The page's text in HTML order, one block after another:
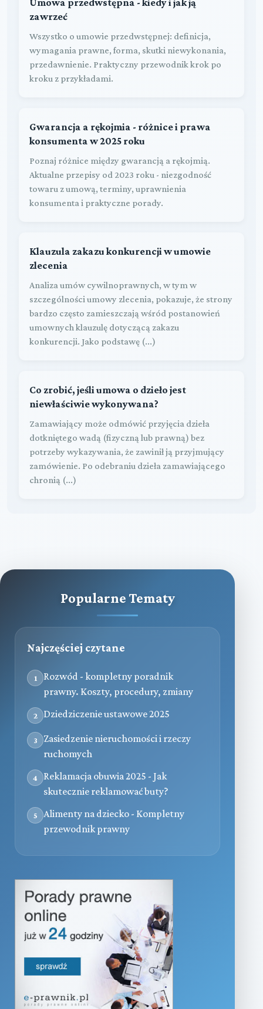
zawrzeć
Wszystko o umowie przedwstępnej: definicja,
wymagania prawne, forma, skutki niewykonania,
przedawnienie. Praktyczny przewodnik krok po
kroku z przykładami.
Gwarancja a rękojmia - różnice i prawa
konsumenta w 2025 roku
Poznaj różnice między gwarancją a rękojmią.
Aktualne przepisy od 2023 roku - niezgodność
towaru z umową, terminy, uprawnienia
konsumenta i praktyczne porady.
Klauzula zakazu konkurencji w umowie
zlecenia
Analiza umów cywilnoprawnych, w tym w
szczególności umowy zlecenia, pokazuje, że strony
bardzo często zamieszczają wśród postanowień
umownych klauzulę dotyczącą zakazu
konkurencji. Jako podstawę (...)
Co zrobić, jeśli umowa o dzieło jest
niewłaściwie wykonywana?
Zamawiający może odmówić przyjęcia dzieła
dotkniętego wadą (fizyczną lub prawną) bez
potrzeby wykazywania, że zawinił ją przyjmujący
zamówienie. Po odebraniu dzieła zamawiającego
chronią (...)
Popularne Tematy
Najczęściej czytane
1
Rozwód - kompletny poradnik
prawny. Koszty, procedury, zmiany
2 Dziedziczenie ustawowe 2025
3
Zasiedzenie nieruchomości i rzeczy
ruchomych
4
Reklamacja obuwia 2025 - Jak
skutecznie reklamować buty?
5
Alimenty na dziecko - Kompletny
przewodnik prawny